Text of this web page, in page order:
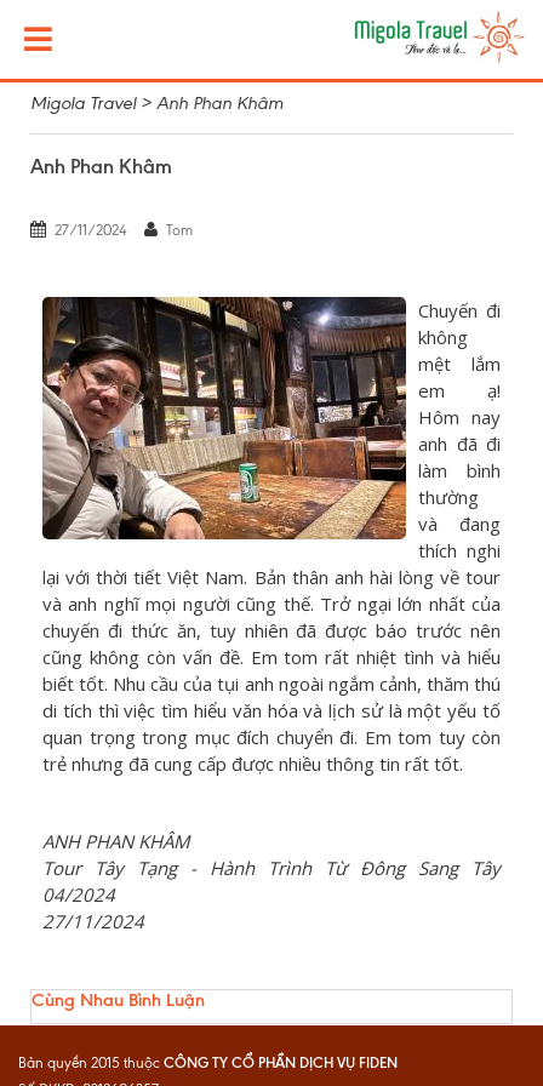
Migola Travel> Anh Phan Khâm
Anh Phan Khâm
27/11/2024 Tom
Chuyến đi
không
mệt lắm
em ạ!
Hôm nay
anh đã đi
làm bình
thường
và đang
thích nghi
lại với thời tiết Việt Nam. Bản thân anh hài lòng về tour
và anh nghĩ mọi người cũng thế. Trở ngại lớn nhất của
chuyến đi thức ăn, tuy nhiên đã được báo trước nên
cũng không còn vấn đề. Em tom rất nhiệt tình và hiểu
biết tốt. Nhu cầu của tụi anh ngoài ngắm cảnh, thăm thú
di tích thì việc tìm hiểu văn hóa và lịch sử là một yếu tố
quan trọng trong mục đích chuyển đi. Em tom tuy còn
trẻ nhưng đã cung cấp được nhiều thông tin rất tốt.
ANH PHAN KHÂM
Tour Tây Tạng - Hành Trình Từ Đông Sang Tây
04/2024
27/11/2024
Cùng Nhau Bình Luận
Bản quyền 2015 thuộc CÔNG TY CỔ PHẦN DỊCH VỤ FIDEN